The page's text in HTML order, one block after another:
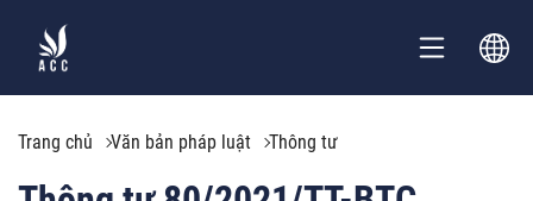
Trang chủ Văn bản pháp luật Thông tư